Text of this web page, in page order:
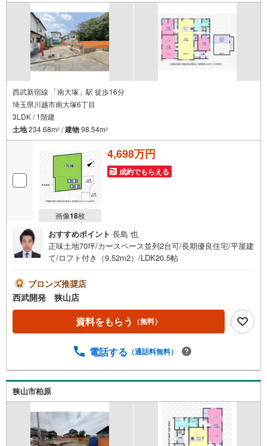
ンの合算住宅ロ-ンも可能です。弊社は積極的に値引き交渉
を致します。30万円～100万円ほど値引きが可能な場合も
御座います！
西武新宿線 「南大塚」駅 徒歩16分
埼玉県川越市南大塚6丁目
3LDK / 1階建
土地234.68m2 /建物98.54m2
画像18枚
4,698万円
成約でもらえる
おすすめポイント 長島 也
正味土地70坪/カースペース並列2台可/長期優良住宅/平屋建
て/ロフト付き（9.52m2）/LDK20.5帖
ブロンズ推奨店
西武開発 狭山店
資料をもらう （無料）
電話する （通話料無料）
狭山市柏原